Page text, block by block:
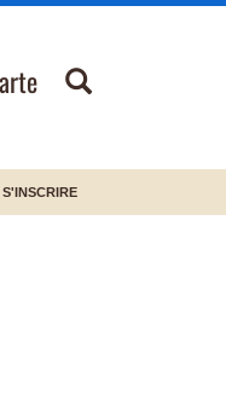
S'INSCRIRE